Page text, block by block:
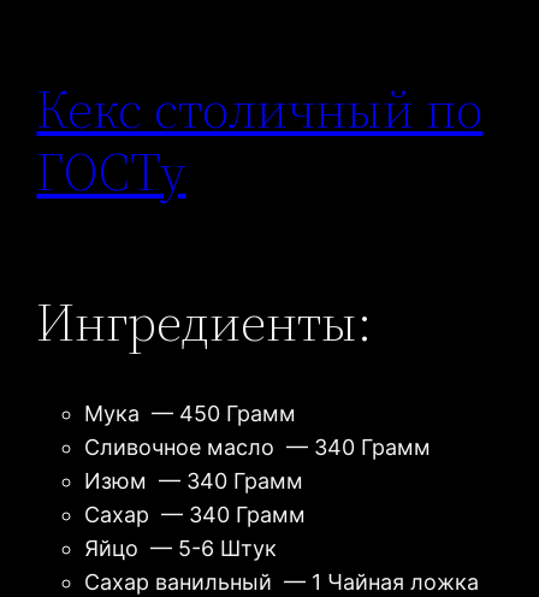
Кекс столичный по
ГОСТу
Ингредиенты:
Мука — 450 Грамм
Сливочное масло — 340 Грамм
Изюм — 340 Грамм
Сахар — 340 Грамм
Яйцо — 5-6 Штук
Сахар ванильный — 1 Чайная ложка